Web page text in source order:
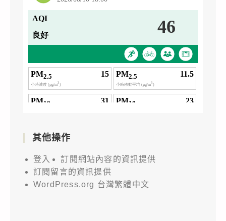
其他操作
登入
訂閱網站內容的資訊提供
訂閱留言的資訊提供
WordPress.org 台灣繁體中文